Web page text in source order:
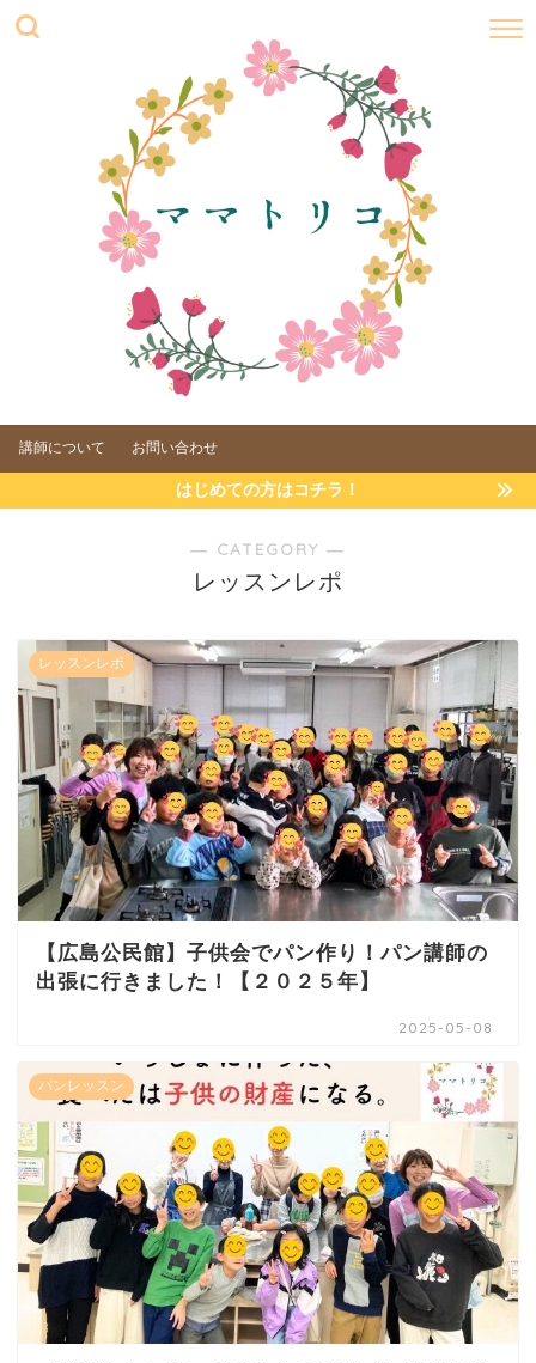
講師について お問い合わせ
はじめての方はコチラ！
― CATEGORY ―
レッスンレポ
レッスンレポ
【広島公民館】子供会でパン作り！パン講師の
出張に行きました！【２０２５年】
2025-05-08
パンレッスン